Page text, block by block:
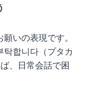
いの表現です。
탁합니다（プタカ
、日常会話で困